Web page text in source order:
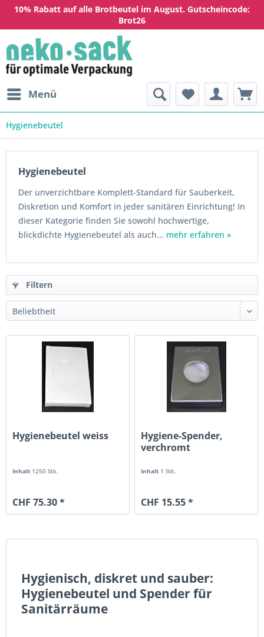
10% Rabatt auf alle Brotbeutel im August. Gutscheincode:
Brot26
Menü
Hygienebeutel
Hygienebeutel
Der unverzichtbare Komplett-Standard für Sauberkeit,
Diskretion und Komfort in jeder sanitären Einrichtung! In
dieser Kategorie finden Sie sowohl hochwertige,
blickdichte Hygienebeutel als auch... mehr erfahren »
Filtern
Hygienebeutel weiss
Inhalt 1250 Stk.
CHF 75.30 *
Hygiene-Spender,
verchromt
Inhalt 1 Stk.
CHF 15.55 *
Hygienisch, diskret und sauber:
Hygienebeutel und Spender für
Sanitärräume